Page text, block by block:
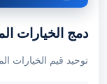
دمج الخيارات
توحيد قيم الخيارات